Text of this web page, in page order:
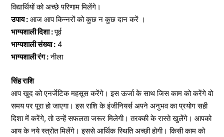
विद्यार्थियों को अच्छे परिणाम मिलेंगे।
उपाय : आज आप किन्नरों को कुछ न कुछ दान करें ।
भाग्यशाली दिशा :पूर्व
भाग्यशाली संख्या : 4
भाग्यशाली रंग :नीला
सिंह राशि
आप खुद को एनर्जेटिक महसूस करेंगे। इस ऊर्जा के साथ जिस काम को करेंगे वो
समय पर पूरा हो जाएगा। इस राशि के इंजीनियर्स अपने अनुभव का प्रयोग सही
दिशा में करेंगे, तो उन्हें सफलता जरूर मिलेगी। तरक्की के रास्ते खुलेंगे। आपको
आय के नये स्त्रोत मिलेंगे। इससे आर्थिक स्थिति अच्छी होगी। किसी काम को